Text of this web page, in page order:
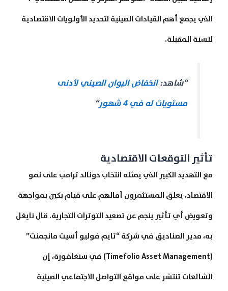
الذي يجمع أهم القيادات الصينية لتحديد الأولويات الاقتصادية
للسنة المقبلة.
“شاهد:انخفاض اليوان الصيني لأدنى
مستويات له في 4 شهور
“
تأثير التوقعات الاقتصادية
مع التهديد الكبير الذي يمثله انتخاب دونالد ترامب على نمو
الاقتصاد، يعلق المستثمرون آمالهم على قيام بكين بمواجهة
وتعويض أي تأثير ينجم عن تصعيد التوترات التجارية. قال نايغل
به، مدير الصناديق في شركة “تايم فوليو أسيت مانجمنت”
(Timefolio Asset Management) في سنغافورة، إن
الشائعات تنتشر على مواقع التواصل الاجتماعي الصينية